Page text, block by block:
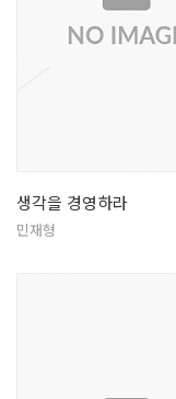
생각을 경영하라
민재형